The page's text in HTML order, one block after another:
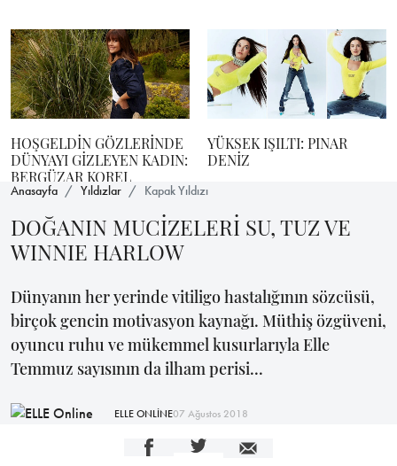
HOŞGELDİN GÖZLERİNDE
DÜNYAYI GİZLEYEN KADIN:
BERGÜZAR KOREL
YÜKSEK IŞILTI: PINAR
DENİZ
Anasayfa Yıldızlar Kapak Yıldızı
DOĞANIN MUCİZELERİ SU, TUZ VE
WINNIE HARLOW
Dünyanın her yerinde vitiligo hastalığının sözcüsü,
birçok gencin motivasyon kaynağı. Müthiş özgüveni,
oyuncu ruhu ve mükemmel kusurlarıyla Elle
Temmuz sayısının da ilham perisi...
ELLE ONLİNE07 Ağustos 2018